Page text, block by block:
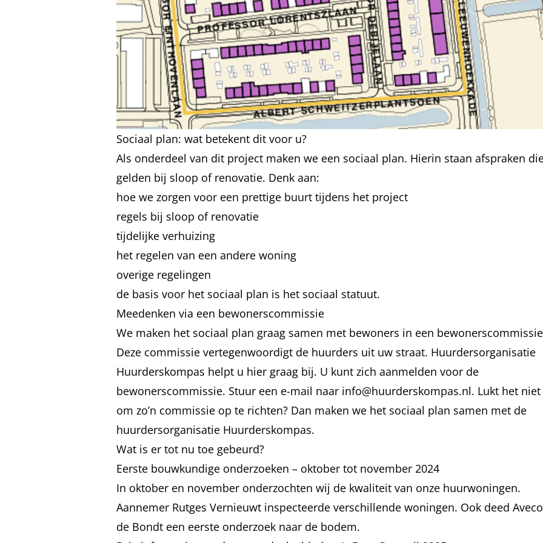
Sociaal plan: wat betekent dit voor u?
Als onderdeel van dit project maken we een sociaal plan. Hierin staan afspraken
gelden bij sloop of renovatie. Denk aan:
hoe we zorgen voor een prettige buurt tijdens het project
regels bij sloop of renovatie
tijdelijke verhuizing
het regelen van een andere woning
overige regelingen
de basis voor het sociaal plan is het sociaal statuut.
Meedenken via een bewonerscommissie
We maken het sociaal plan graag samen met bewoners in een
Deze commissie vertegenwoordigt de huurders uit uw straat. Huurdersorganisatie
Huurderskompas helpt u hier graag bij. U kunt zich aanmelden voor de
bewonerscommissie. Stuur een e-mail naar info@huurderskompas.nl. Lukt het niet
om zo’n commissie op te richten? Dan maken we het sociaal plan samen met de
huurdersorganisatie Huurderskompas.
Wat is er tot nu toe gebeurd?
Eerste bouwkundige onderzoeken – oktober tot november 2024
In oktober en november onderzochten wij de kwaliteit van onze huurwoningen.
Aannemer Rutges Vernieuwt inspecteerde verschillende woningen. Ook deed Aveco
de Bondt een eerste onderzoek naar de bodem.